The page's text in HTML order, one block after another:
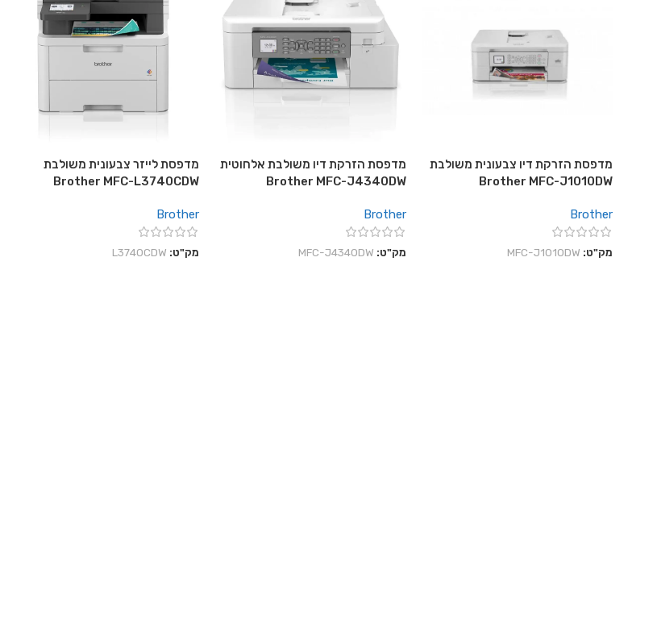
מדפסת הזרקת דיו צבעונית משולבת
Brother MFC-J1010DW
Brother
מק"ט: MFC-J1010DW
מדפסת הזרקת דיו משולבת אלחוטית
Brother MFC-J4340DW
Brother
מק"ט: ‎MFC-J4340DW
מדפסת לייזר צבעונית משולבת
Brother MFC-L3740CDW
Brother
מק"ט: L3740CDW